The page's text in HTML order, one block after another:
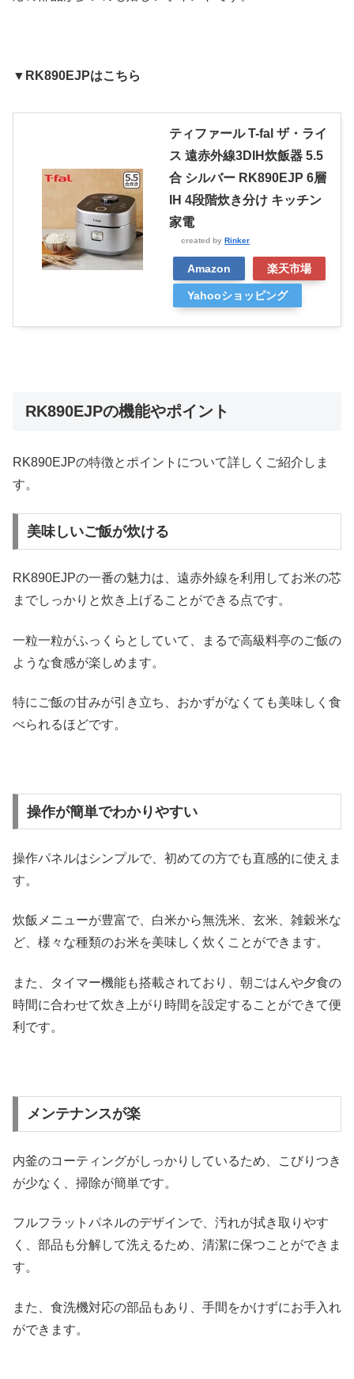
▼RK890EJPはこちら
ティファール T-fal ザ・ライ
ス 遠赤外線3DIH炊飯器 5.5
合 シルバー RK890EJP 6層
IH 4段階炊き分け キッチン
家電
created by Rinker
Amazon 楽天市場
Yahooショッピング
RK890EJPの機能やポイント
RK890EJPの特徴とポイントについて詳しくご紹介しま
す。
美味しいご飯が炊ける
RK890EJPの一番の魅力は、遠赤外線を利用してお米の芯
までしっかりと炊き上げることができる点です。
一粒一粒がふっくらとしていて、まるで高級料亭のご飯の
ような食感が楽しめます。
特にご飯の甘みが引き立ち、おかずがなくても美味しく食
べられるほどです。
操作が簡単でわかりやすい
操作パネルはシンプルで、初めての方でも直感的に使えま
す。
炊飯メニューが豊富で、白米から無洗米、玄米、雑穀米な
ど、様々な種類のお米を美味しく炊くことができます。
また、タイマー機能も搭載されており、朝ごはんや夕食の
時間に合わせて炊き上がり時間を設定することができて便
利です。
メンテナンスが楽
内釜のコーティングがしっかりしているため、こびりつき
が少なく、掃除が簡単です。
フルフラットパネルのデザインで、汚れが拭き取りやす
く、部品も分解して洗えるため、清潔に保つことができま
す。
また、食洗機対応の部品もあり、手間をかけずにお手入れ
ができます。